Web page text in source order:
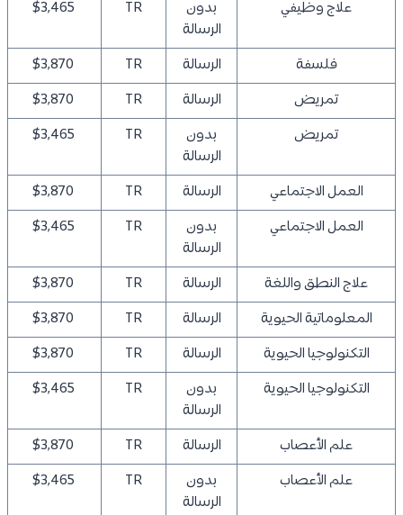
علاج وظيفي
بدون
الرسالة
TR
فلسفة الرسالة TR
تمريض
الرسالة TR
تمريض
بدون
الرسالة
TR
العمل الاجتماعي الرسالة TR
العمل الاجتماعي
بدون
الرسالة
TR
علاج النطق واللغة الرسالة TR
المعلوماتية الحيوية
الرسالة TR
التكنولوجيا الحيوية
الرسالة TR
التكنولوجيا الحيوية
بدون
الرسالة
TR
علم الأعصاب الرسالة TR
علم الأعصاب
بدون
الرسالة
TR